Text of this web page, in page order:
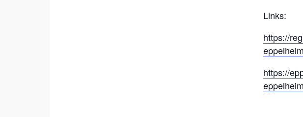
S
H
A
V
E
R
S
Links:
https://
https://